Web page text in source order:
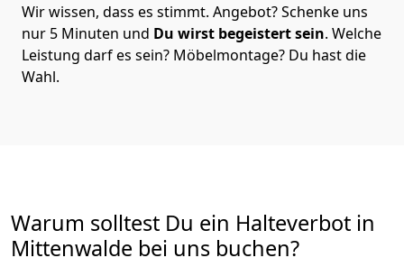
Wir wissen, dass es stimmt. Angebot? Schenke uns
nur 5 Minuten und Du wirst begeistert sein. Welche
Leistung darf es sein? Möbelmontage? Du hast die
Wahl.
Warum solltest Du ein Halteverbot in
Mittenwalde bei uns buchen?